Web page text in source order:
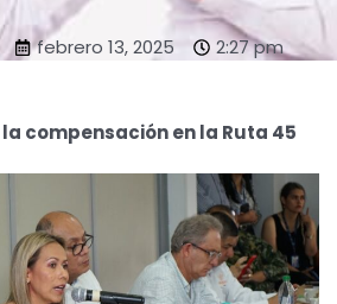
febrero 13, 2025 2:27 pm
compensación en la Ruta 45